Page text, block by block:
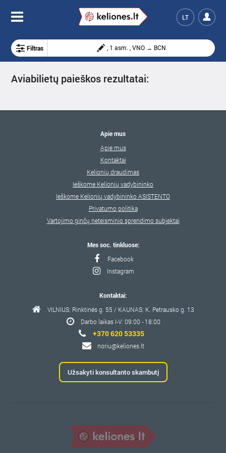
LT
Filtras , 1 asm. , VNO → BCN
Aviabilietų paieškos rezultatai:
Apie mus
Apie mus
Kontaktai
Kelionių draudimas
Ieškome Kelionių vadybininko
Ieškome Kelionių vadybininko ASISTENTO
Privatumo politika
Vartojimo ginčų neteisminio sprendimo subjektai
Mes soc. tinkluose:
Facebook
Instagram
Kontaktai:
VILNIUS: Rinktinės g. 55 / KAUNAS: K. Petrausko g. 13
Darbo laikas I-V: 09:00 - 18:00
+370 620 53335
noriu@keliones.lt
Užsakyti konsultanto skambutį